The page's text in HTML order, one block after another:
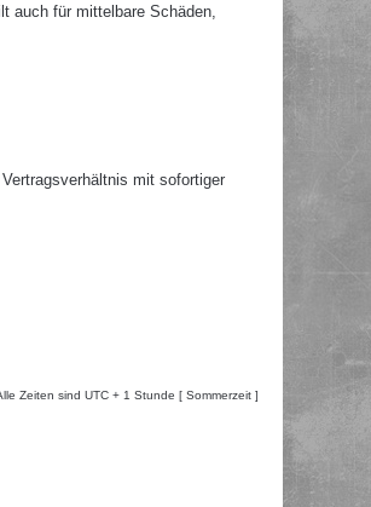
auch für mittelbare Schäden,
mit sofortiger
Zeiten sind UTC + 1 Stunde [ Sommerzeit ]